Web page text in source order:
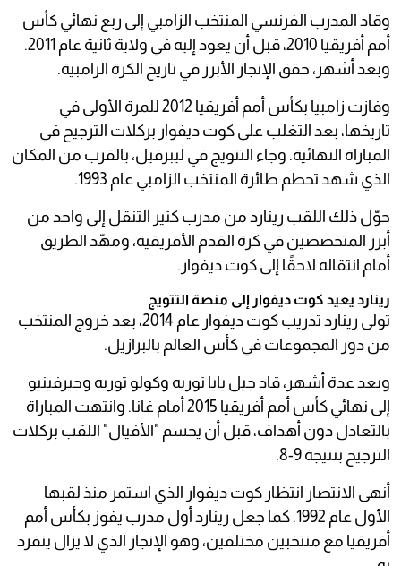
وقاد المدرب الفرنسي المنتخب الزامبي إلى ربع نهائي كأس
أمم أفريقيا 2010، قبل أن يعود إليه في ولاية ثانية عام 2011.
وبعد أشهر، حقق الإنجاز الأبرز في تاريخ الكرة الزامبية.
وفازت زامبيا بكأس أمم أفريقيا 2012 للمرة الأولى في
تاريخها، بعد التغلب على كوت ديفوار بركلات الترجيح في
المباراة النهائية. وجاء التتويج في ليبرفيل، بالقرب من المكان
الذي شهد تحطم طائرة المنتخب الزامبي عام 1993.
حوّل ذلك اللقب رينارد من مدرب كثير التنقل إلى واحد من
أبرز المتخصصين في كرة القدم الأفريقية، ومهّد الطريق
أمام انتقاله لاحقًا إلى كوت ديفوار.
رينارد يعيد كوت ديفوار إلى منصة التتويج
تولى رينارد تدريب كوت ديفوار عام 2014، بعد خروج المنتخب
من دور المجموعات في كأس العالم بالبرازيل.
وبعد عدة أشهر، قاد جيل يايا توريه وكولو توريه وجيرفينيو
إلى نهائي كأس أمم أفريقيا 2015 أمام غانا. وانتهت المباراة
بالتعادل دون أهداف، قبل أن يحسم "الأفيال" اللقب بركلات
الترجيح بنتيجة 9-8.
أنهى الانتصار انتظار كوت ديفوار الذي استمر منذ لقبها
الأول عام 1992. كما جعل رينارد أول مدرب يفوز بكأس أمم
أفريقيا مع منتخبين مختلفين، وهو الإنجاز الذي لا يزال ينفرد